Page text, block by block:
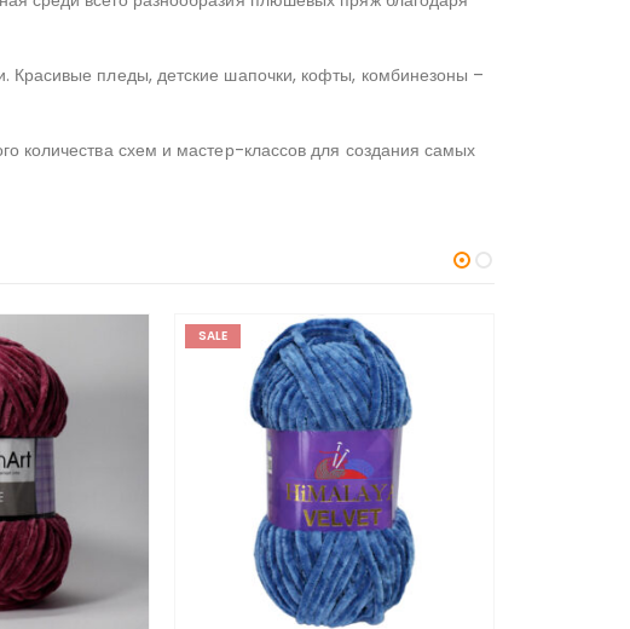
пледы, детские шапочки, кофты, комбинезоны –
количества схем и мастер-классов для создания самых
SALE